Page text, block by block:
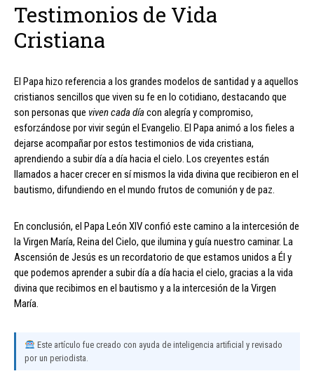
Testimonios de Vida
Cristiana
El Papa hizo referencia a los grandes modelos de santidad y a aquellos
cristianos sencillos que viven su fe en lo cotidiano, destacando que
son personas que viven cada díacon alegría y compromiso,
esforzándose por vivir según el Evangelio. El Papa animó a los fieles a
dejarse acompañar por estos testimonios de vida cristiana,
aprendiendo a subir día a día hacia el cielo. Los creyentes están
llamados a hacer crecer en sí mismos la vida divina que recibieron en el
bautismo, difundiendo en el mundo frutos de comunión y de paz.
En conclusión, el Papa León XIV confió este camino a la intercesión de
la Virgen María, Reina del Cielo, que ilumina y guía nuestro caminar. La
Ascensión de Jesús es un recordatorio de que estamos unidos a Él y
que podemos aprender a subir día a día hacia el cielo, gracias a la vida
divina que recibimos en el bautismo y a la intercesión de la Virgen
María.
Este artículo fue creado con ayuda de inteligencia artificial y revisado
por un periodista.